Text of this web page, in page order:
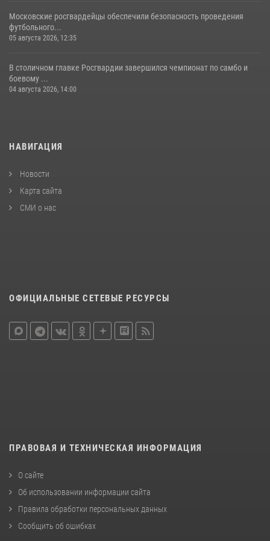
Московские росгвардейцы обеспечили безопасность проведения
футбольного...
05 августа 2026, 12:35
В столичном главке Росгвардии завершился чемпионат по самбо и
боевому ...
04 августа 2026, 14:00
НАВИГАЦИЯ
Новости
Карта сайта
СМИ о нас
ОФИЦИАЛЬНЫЕ СЕТЕВЫЕ РЕСУРСЫ
ПРАВОВАЯ И ТЕХНИЧЕСКАЯ ИНФОРМАЦИЯ
О сайте
Об использовании информации сайта
Правила обработки персональных данных
Сообщить об ошибках